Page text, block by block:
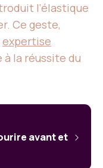
l’élastique
Ce geste,
expertise
la réussite du
avant et